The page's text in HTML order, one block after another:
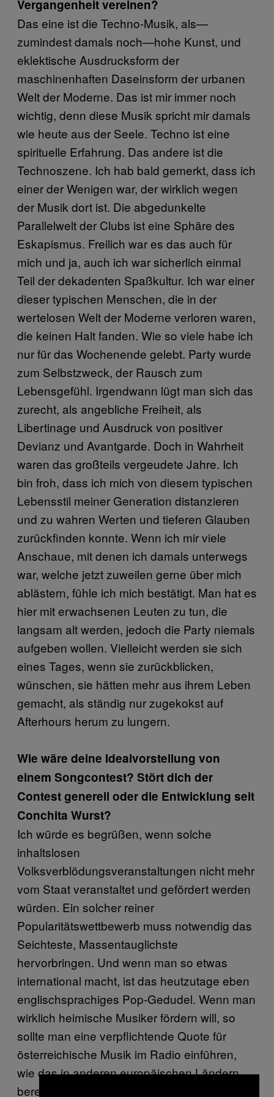
Vergangenheit vereinen?
Das eine ist die Techno-Musik, als—
zumindest damals noch—hohe Kunst, und
eklektische Ausdrucksform der
maschinenhaften Daseinsform der urbanen
Welt der Moderne. Das ist mir immer noch
wichtig, denn diese Musik spricht mir damals
wie heute aus der Seele. Techno ist eine
spirituelle Erfahrung. Das andere ist die
Technoszene. Ich hab bald gemerkt, dass ich
einer der Wenigen war, der wirklich wegen
der Musik dort ist. Die abgedunkelte
Parallelwelt der Clubs ist eine Sphäre des
Eskapismus. Freilich war es das auch für
mich und ja, auch ich war sicherlich einmal
Teil der dekadenten Spaßkultur. Ich war einer
dieser typischen Menschen, die in der
wertelosen Welt der Moderne verloren waren,
die keinen Halt fanden. Wie so viele habe ich
nur für das Wochenende gelebt. Party wurde
zum Selbstzweck, der Rausch zum
Lebensgefühl. Irgendwann lügt man sich das
zurecht, als angebliche Freiheit, als
Libertinage und Ausdruck von positiver
Devianz und Avantgarde. Doch in Wahrheit
waren das großteils vergeudete Jahre. Ich
bin froh, dass ich mich von diesem typischen
Lebensstil meiner Generation distanzieren
und zu wahren Werten und tieferen Glauben
zurückfinden konnte. Wenn ich mir viele
Anschaue, mit denen ich damals unterwegs
war, welche jetzt zuweilen gerne über mich
ablästern, fühle ich mich bestätigt. Man hat es
hier mit erwachsenen Leuten zu tun, die
langsam alt werden, jedoch die Party niemals
aufgeben wollen. Vielleicht werden sie sich
eines Tages, wenn sie zurückblicken,
wünschen, sie hätten mehr aus ihrem Leben
gemacht, als ständig nur zugekokst auf
Afterhours herum zu lungern.
Wie wäre deine Idealvorstellung von
einem Songcontest? Stört dich der
Contest generell oder die Entwicklung seit
Conchita Wurst?
Ich würde es begrüßen, wenn solche
inhaltslosen
Volksverblödungsveranstaltungen nicht mehr
vom Staat veranstaltet und gefördert werden
würden. Ein solcher reiner
Popularitätswettbewerb muss notwendig das
Seichteste, Massentauglichste
hervorbringen. Und wenn man so etwas
international macht, ist das heutzutage eben
englischsprachiges Pop-Gedudel. Wenn man
wirklich heimische Musiker fördern will, so
sollte man eine verpflichtende Quote für
österreichische Musik im Radio einführen,
wie das in anderen europäischen Ländern
bereits der Fall ist. Die gezielte Installation